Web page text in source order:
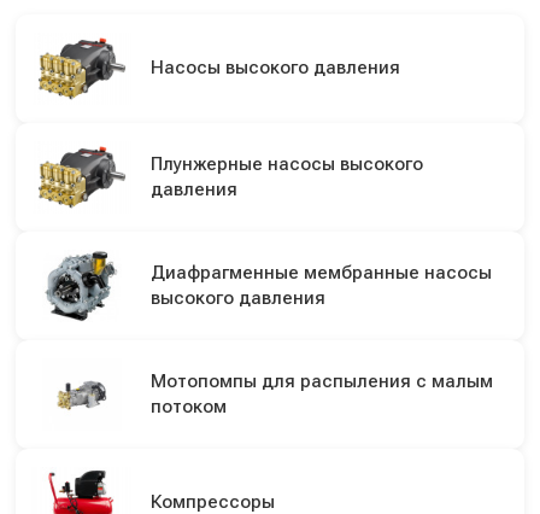
Насосы высокого давления
Плунжерные насосы высокого
давления
Диафрагменные мембранные насосы
высокого давления
Мотопомпы для распыления с малым
потоком
Компрессоры